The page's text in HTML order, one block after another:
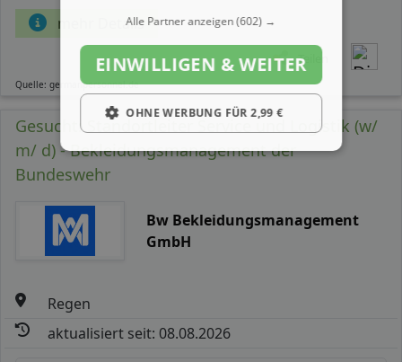
mehr Details
Teilen
Quelle: germanpersonnel.de
Gesucht: Standortleiter Service und Logistik (w/
m/ d) - Bekleidungsmanagement der
Bundeswehr
Bw Bekleidungsmanagement
GmbH
Regen
aktualisiert seit: 08.08.2026
Alle Partner anzeigen(602) →
EINWILLIGEN & WEITER
OHNE WERBUNG FÜR 2,99 €